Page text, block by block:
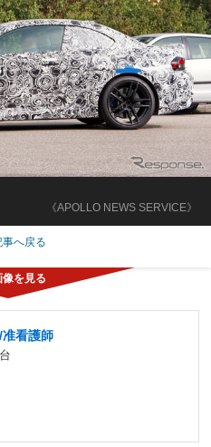
《APOLLO NEWS SERVICE》
事へ戻る
看護師